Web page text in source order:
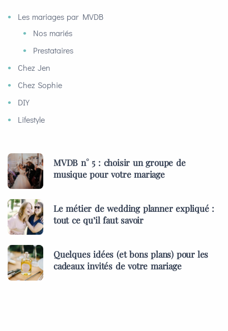
Les mariages par MVDB
Nos mariés
Prestataires
Chez Jen
Chez Sophie
DIY
Lifestyle
MVDB n° 5 : choisir un groupe de
musique pour votre mariage
Le métier de wedding planner expliqué :
tout ce qu’il faut savoir
Quelques idées (et bons plans) pour les
cadeaux invités de votre mariage